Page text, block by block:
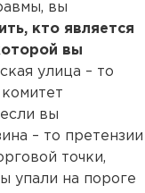
вы
кто является
вы
улица – то
вы
– то претензии
точки,
упали на пороге